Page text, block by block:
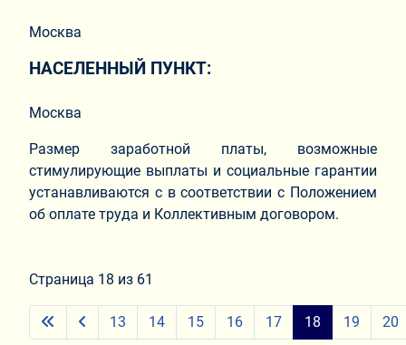
Москва
НАСЕЛЕННЫЙ ПУНКТ:
Москва
Размер заработной платы, возможные
стимулирующие выплаты и социальные гарантии
устанавливаются с в соответствии с Положением
об оплате труда и Коллективным договором.
Страница 18 из 61
13 14 15 16 17 18 19 20